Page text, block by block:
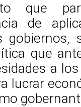
que
de
gobiernos,
que
a
lucrar